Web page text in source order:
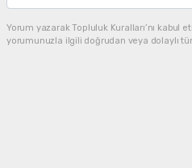
Yorum yazarak Topluluk Kuralları’nı kabul
yorumunuzla ilgili doğrudan veya dolaylı